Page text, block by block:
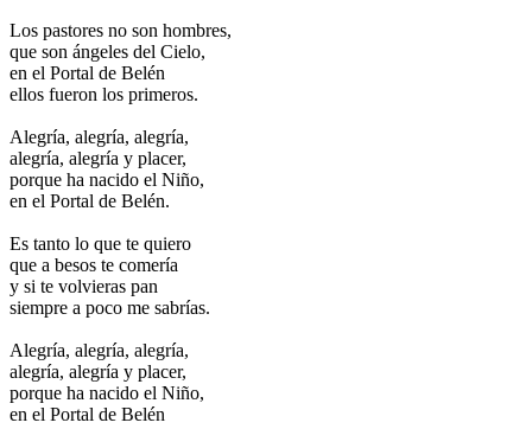
Los pastores no son hombres,
que son ángeles del Cielo,
en el Portal de Belén
ellos fueron los primeros.
Alegría, alegría, alegría,
alegría, alegría y placer,
porque ha nacido el Niño,
en el Portal de Belén.
Es tanto lo que te quiero
que a besos te comería
y si te volvieras pan
siempre a poco me sabrías.
Alegría, alegría, alegría,
alegría, alegría y placer,
porque ha nacido el Niño,
en el Portal de Belén